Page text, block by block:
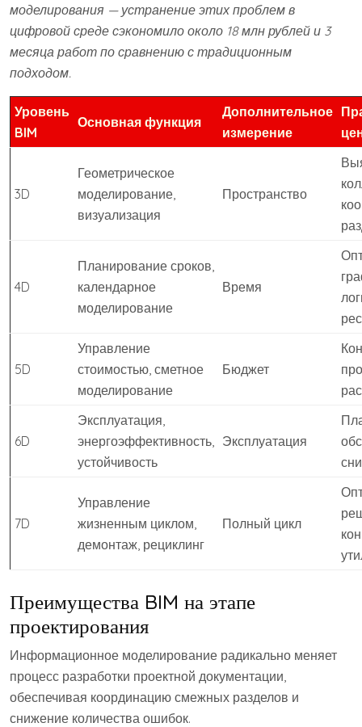
моделирования — устранение этих проблем в
цифровой среде сэкономило около 18 млн рублей и 3
месяца работ по сравнению с традиционным
подходом.
Уровень
BIM
Основная функция
Дополнительное
измерение
3D
Геометрическое
моделирование,
визуализация
Пространство
4D
Планирование сроков,
календарное
моделирование
Время
5D
Управление
стоимостью, сметное
моделирование
Бюджет
6D
Эксплуатация,
энергоэффективность,
устойчивость
Эксплуатация
7D
Управление
жизненным циклом,
демонтаж, рециклинг
Полный цикл
Преимущества BIM на этапе
проектирования
Информационное моделирование радикально меняет
процесс разработки проектной документации,
обеспечивая координацию смежных разделов и
снижение количества ошибок.